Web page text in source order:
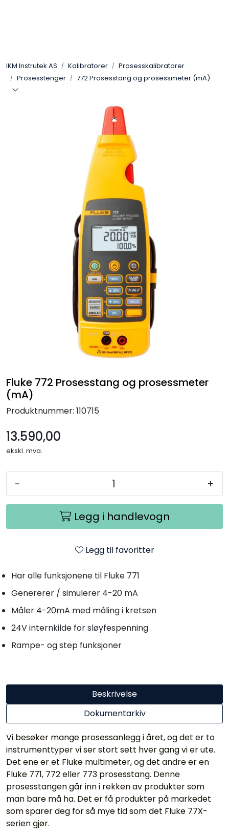
IKM Instrutek AS Kalibratorer
Prosesskalibratorer
Prosesstenger
772 Prosesstang og prosessmeter (mA)
Fluke 772 Prosesstang og prosessmeter
(mA)
Produktnummer: 110715
13.590,00
ekskl. mva.
- +
Legg i handlevogn
Legg til favoritter
Har alle funksjonene til Fluke 771
Genererer / simulerer 4-20 mA
Måler 4-20mA med måling i kretsen
24V internkilde for sløyfespenning
Rampe- og step funksjoner
Beskrivelse
Dokumentarkiv
Vi besøker mange prosessanlegg i året, og det er to
instrumenttyper vi ser stort sett hver gang vi er ute.
Det ene er et Fluke multimeter, og det andre er en
Fluke 771, 772 eller 773 prosesstang. Denne
prosesstangen går inn i rekken av produkter som
man bare må ha. Det er få produkter på markedet
som sparer deg for så mye tid som det Fluke 77X-
serien gjør.
Elektro
Frekvensomformere
Navigasjon & Kommunikasjon
Maskinvern & Instrumentering
Kampanjer
Outlet